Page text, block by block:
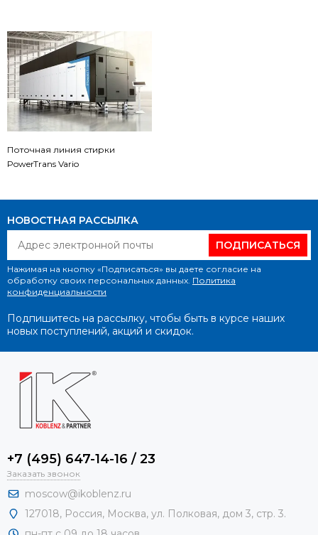
Поточная линия стирки
PowerTrans Vario
НОВОСТНАЯ РАССЫЛКА
ПОДПИСАТЬСЯ
Нажимая на кнопку «Подписаться» вы даете согласие на
обработку своих персональных данных. Политика
конфиденциальности
Подпишитесь на рассылку, чтобы быть в курсе наших
новых поступлений, акций и скидок.
+7 (495) 647-14-16 / 23
Заказать звонок
moscow@ikoblenz.ru
127018, Россия, Москва, ул. Полковая, дом 3, стр. 3.